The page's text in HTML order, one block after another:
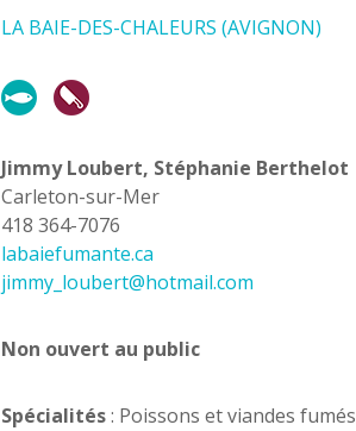
LA BAIE-DES-CHALEURS (AVIGNON)
Jimmy Loubert, Stéphanie Berthelot
Carleton-sur-Mer
418 364-7076
labaiefumante.ca
jimmy_loubert@hotmail.com
Non ouvert au public
Spécialités: Poissons et viandes fumés